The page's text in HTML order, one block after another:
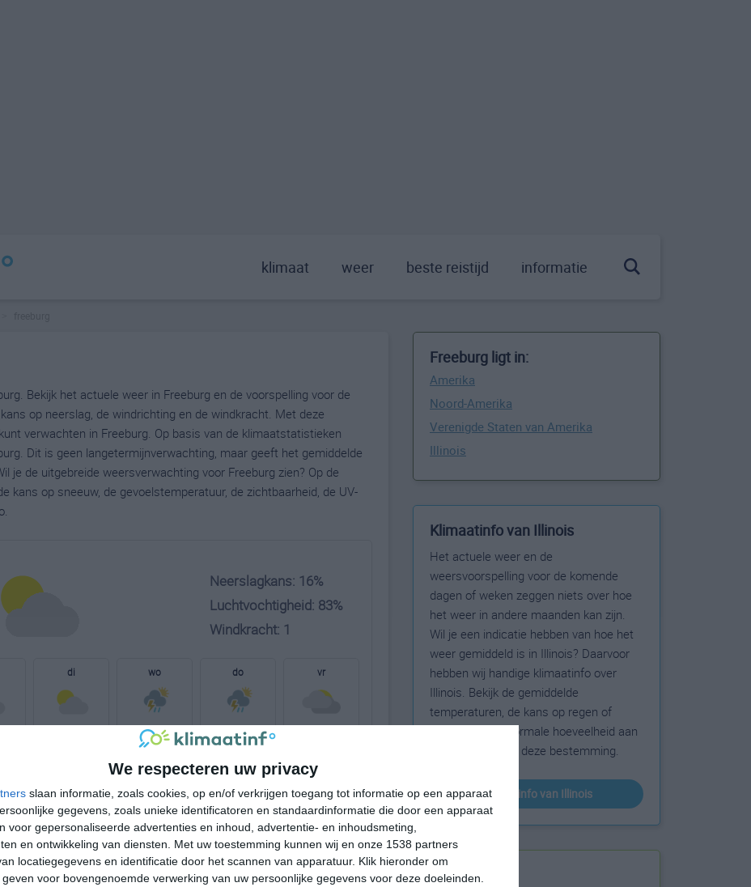
We respecteren uw privacy
slaan informatie, zoals cookies, op en/of verkrijgen toegang tot informatie op een apparaat
gegevens, zoals unieke identificatoren en standaardinformatie die door een apparaat
voor gepersonaliseerde advertenties en inhoud, advertentie- en inhoudsmeting,
en ontwikkeling van diensten.
Met uw toestemming kunnen wij en onze 1538 partners
locatiegegevens en identificatie door het scannen van apparatuur. Klik hieronder om
voor bovengenoemde verwerking van uw persoonlijke gegevens voor deze doeleinden.
klimaat weer beste reistijd informatie
Bekijk het actuele weer in Freeburg en de voorspelling voor de
op neerslag, de windrichting en de windkracht. Met deze
verwachten in Freeburg. Op basis van de klimaatstatistieken
Dit is geen langetermijnverwachting, maar geeft het gemiddelde
je de uitgebreide weersverwachting voor Freeburg zien? Op de
kans op sneeuw, de gevoelstemperatuur, de zichtbaarheid, de UV-
Neerslagkans: 16%
Luchtvochtigheid: 83%
Windkracht: 1
di wo
33° 23°
do
21°
vr
26°C 23°C 22°C 21°C
18:00 21:00 00:00 03:00 06:00
Freeburg ligt in:
Amerika
Noord-Amerika
Verenigde Staten van Amerika
Illinois
Klimaatinfo van Illinois
Het actuele weer en de
weersvoorspelling voor de komende
dagen of weken zeggen niets over hoe
het weer in andere maanden kan zijn.
Wil je een indicatie hebben van hoe het
weer gemiddeld is in Illinois? Daarvoor
hebben wij handige klimaatinfo over
Illinois. Bekijk de gemiddelde
temperaturen, de kans op regen of
sneeuw en de normale hoeveelheid aan
zonneschijn voor deze bestemming.
klimaatinfo van Illinois
Beste reistijd